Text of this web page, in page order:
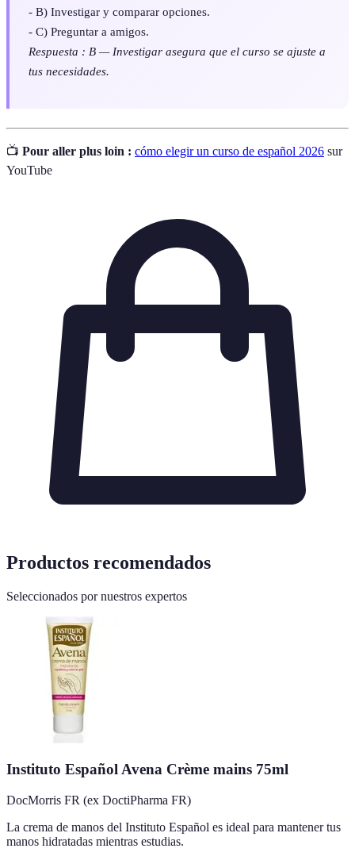
- B) Investigar y comparar opciones.
- C) Preguntar a amigos.
Respuesta : B — Investigar asegura que el curso se ajuste a
tus necesidades.
📺 Pour aller plus loin : cómo elegir un curso de español 2026 sur
YouTube
Productos recomendados
Seleccionados por nuestros expertos
Instituto Español Avena Crème mains 75ml
DocMorris FR (ex DoctiPharma FR)
La crema de manos del Instituto Español es ideal para mantener tus
manos hidratadas mientras estudias.